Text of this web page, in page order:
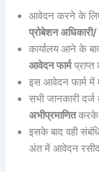
आवेदन करने के
प्रोबेशन अधिकारी/
कार्यालय आने के
आवेदन फार्मप्राप्त
इस आवेदन फार्म में
सभी जानकारी
अभीप्रमाणितकरके
इसके बाद वही
अंत में आवेदन रसीद